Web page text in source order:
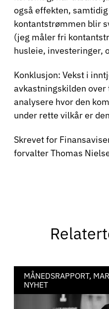
også effekten,
kontantstrømmen blir
(jeg måler fri
husleie, investeringer,
Konklusjon: Vekst i
avkastningskilden over
analysere hvor den
under rette vilkår er
Skrevet for
forvalter Thomas
MÅNEDSRAPPORT,
NYHET